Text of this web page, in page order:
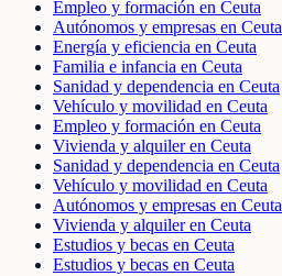
Empleo y formación en Ceuta
Autónomos y empresas en Ceuta
Energía y eficiencia en Ceuta
Familia e infancia en Ceuta
Sanidad y dependencia en Ceuta
Vehículo y movilidad en Ceuta
Empleo y formación en Ceuta
Vivienda y alquiler en Ceuta
Sanidad y dependencia en Ceuta
Vehículo y movilidad en Ceuta
Autónomos y empresas en Ceuta
Vivienda y alquiler en Ceuta
Estudios y becas en Ceuta
Estudios y becas en Ceuta